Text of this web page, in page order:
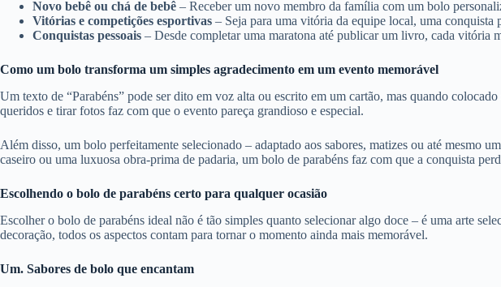
Novo bebê ou chá de bebê – Receber um novo membro da família com um bolo
Vitórias e competições esportivas – Seja para uma vitória da equipe local, uma conquista
Conquistas pessoais – Desde completar uma maratona até publicar um livro, cada vitória
Como um bolo transforma um simples agradecimento em um evento memorável
Um texto de “Parabéns” pode ser dito em voz alta ou escrito em um cartão, mas quando
queridos e tirar fotos faz com que o evento pareça grandioso e especial.
Além disso, um bolo perfeitamente selecionado – adaptado aos sabores, matizes ou até mesmo
caseiro ou uma luxuosa obra-prima de padaria, um bolo de parabéns faz com que a conquista
Escolhendo o bolo de parabéns certo para qualquer ocasião
Escolher o bolo de parabéns ideal não é tão simples quanto selecionar algo doce – é uma arte
decoração, todos os aspectos contam para tornar o momento ainda mais memorável.
Um. Sabores de bolo que encantam